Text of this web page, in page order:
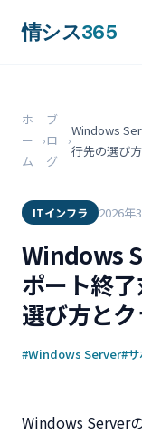
情シス365
ホ
ー
ム
›
ブ
ロ
グ
›
Windows
行先の選び
ITインフラ 2026年
Windows
ポート終
選び方と
#Windows Server#
Windows Server